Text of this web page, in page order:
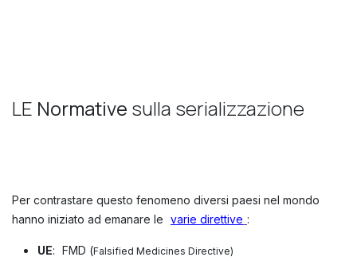
LE Normative sulla serializzazione
Per contrastare questo fenomeno diversi paesi nel mondo
hanno iniziato ad emanare le varie direttive :
UE: FMD (Falsified Medicines Directive)